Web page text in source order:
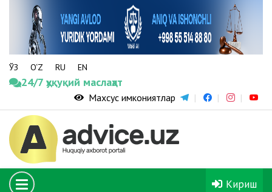
ЎЗ O‘Z RU EN
24/7 ҳуқуқий маслаҳат
Махсус имкониятлар
Кириш